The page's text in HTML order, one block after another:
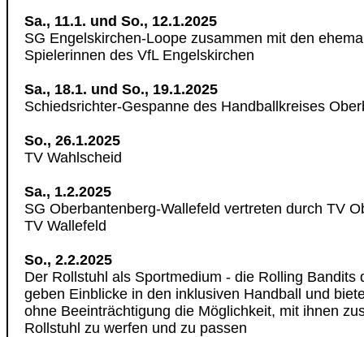
Sa., 11.1. und So., 12.1.2025
SG Engelskirchen-Loope zusammen mit den
Spielerinnen des VfL Engelskirchen
Sa., 18.1. und So., 19.1.2025
Schiedsrichter-Gespanne des Handballkreises
So., 26.1.2025
TV Wahlscheid
Sa., 1.2.2025
SG Oberbantenberg-Wallefeld vertreten durch TV
TV Wallefeld
So., 2.2.2025
Der Rollstuhl als Sportmedium - die Rolling Bandits
geben Einblicke in den inklusiven Handball und
ohne Beeinträchtigung die Möglichkeit, mit ihnen
Rollstuhl zu werfen und zu passen